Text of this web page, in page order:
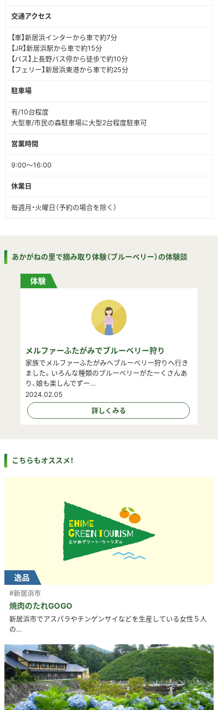
交通アクセス
【車】新居浜インターから車で約7分
【JR】新居浜駅から車で約15分
【バス】上長野バス停から徒歩で約10分
【フェリー】新居浜東港から車で約25分
駐車場
有/10台程度
大型車/市民の森駐車場に大型2台程度駐車可
営業時間
9:00～16:00
休業日
毎週月・火曜日（予約の場合を除く）
あかがねの里で摘み取り体験（ブルーベリー）の体験談
体験
メルファーふたがみでブルーベリー狩り
家族でメルファーふたがみへブルーベリー狩りへ行き
ました。いろんな種類のブルーベリーがたーくさんあ
り、娘も楽しんでずー...
2024.02.05
詳しくみる
こちらもオススメ！
逸品
焼肉のたれGOGO
#新居浜市
新居浜市でアスパラやチンゲンサイなどを生産している女性５人
の...